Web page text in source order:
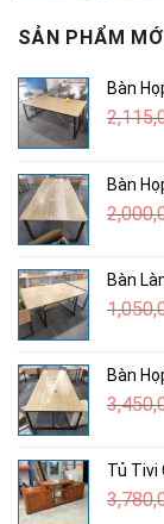
SẢN PHẨM
Bàn
Bàn
Bàn
Bàn
Tủ Tivi